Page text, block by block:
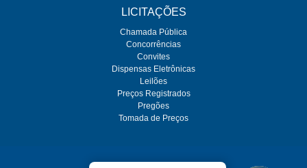
LICITAÇÕES
Chamada Pública
Concorrências
Convites
Dispensas Eletrônicas
Leilões
Preços Registrados
Pregões
Tomada de Preços
O SEMAE é regulado pela ARES-PCJ